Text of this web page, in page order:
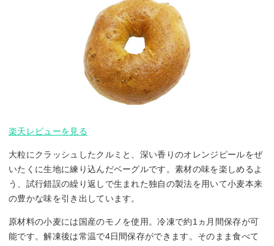
楽天レビューを見る
大粒にクラッシュしたクルミと、深い香りのオレンジピールをぜ
いたくに生地に練り込んだベーグルです。素材の味を楽しめるよ
う、試行錯誤の繰り返しで生まれた独自の製法を用いて小麦本来
の豊かな味を引き出しています。
原材料の小麦には国産のモノを使用。冷凍で約1ヵ月間保存が可
能です。解凍後は常温で4日間保存ができます。そのまま食べて